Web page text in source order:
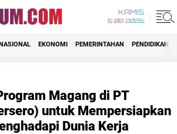
KAMIS
6 08 2026
EKONOMI PEMERINTAHAN PENDIDIKAN
Magang di PT
untuk Mempersiapkan
Dunia Kerja